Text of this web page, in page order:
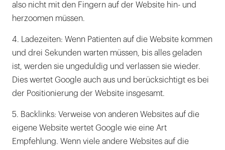
also nicht mit den Fingern auf der Website hin- und
herzoomen müssen.
4. Ladezeiten: Wenn Patienten auf die Website kommen
und drei Sekunden warten müssen, bis alles geladen
ist, werden sie ungeduldig und verlassen sie wieder.
Dies wertet Google auch aus und berücksichtigt es bei
der Positionierung der Website insgesamt.
5. Backlinks: Verweise von anderen Websites auf die
eigene Website wertet Google wie eine Art
Empfehlung. Wenn viele andere Websites auf die